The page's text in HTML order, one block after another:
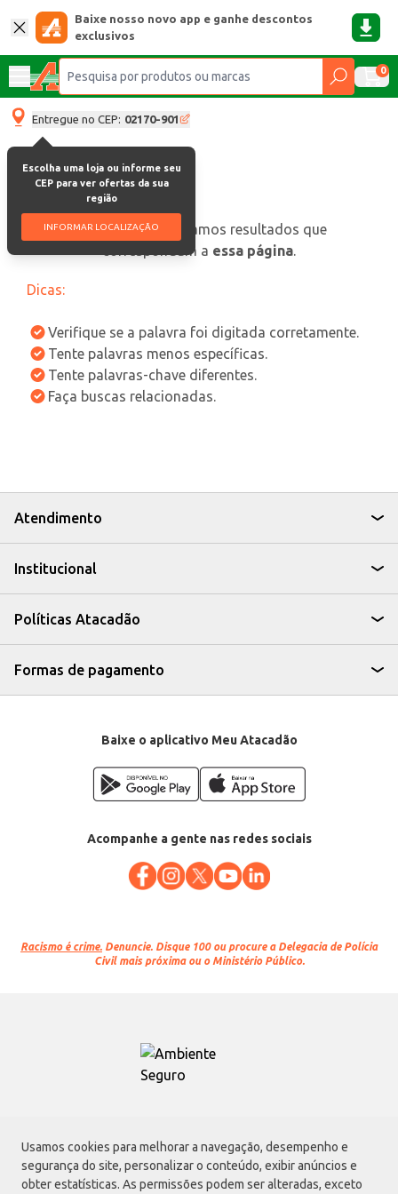
Usamos cookies para melhorar a navegação, desempenho e
segurança do site, personalizar o conteúdo, exibir anúncios e
obter estatísticas. As permissões podem ser alteradas, exceto
Baixe nosso novo app e ganhe descontos
exclusivos
0
Entregue no CEP: 02170-901
Escolha uma loja ou informe seu
CEP para ver ofertas da sua
região
INFORMAR LOCALIZAÇÃO
oops, não encontramos resultados que
correspondam a essa página.
Dicas:
Verifique se a palavra foi digitada corretamente.
Tente palavras menos específicas.
Tente palavras-chave diferentes.
Faça buscas relacionadas.
Atendimento
Institucional
Políticas Atacadão
Formas de pagamento
Baixe o aplicativo Meu Atacadão
Acompanhe a gente nas redes sociais
Racismo é crime. Denuncie. Disque 100 ou procure a Delegacia de Polícia
Civil mais próxima ou o Ministério Público.
Atacadão S.A.
Avenida Morvan Dias de Figueiredo, 6169, Vila Maria, São Paulo - SP | CEP
02170-901 | CNPJ: 75.315.333/0001-09